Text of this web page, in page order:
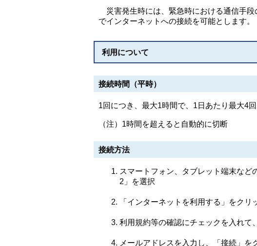
災害発生時には、緊急時における通信手
でインターネットへの接続を可能とします。
利用について
接続時間（平時）
1回につき、最大1時間で、1日あたり最大4
（注）1時間を超えると自動的に切断
接続方法
スマートフォン、タブレット端末な
2」を選択
「インターネットを利用する」をクリ
利用規約等の確認にチェックを入れて
メールアドレスを入力し、「接続」を